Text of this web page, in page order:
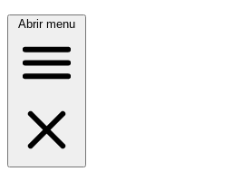
Abrir menu